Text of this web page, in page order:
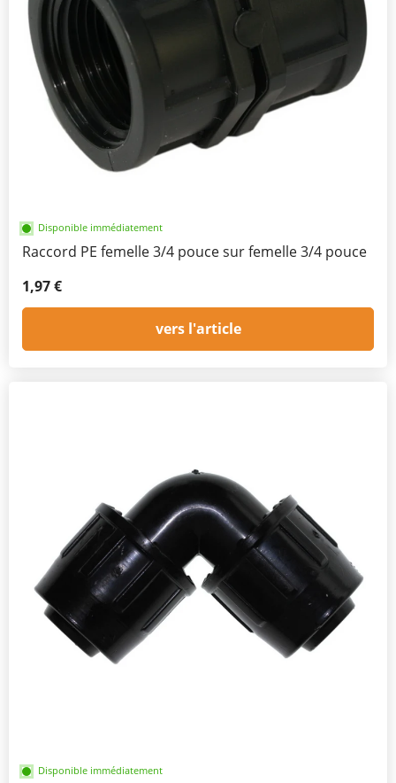
Disponible immédiatement
Raccord PE femelle 3/4 pouce sur femelle 3/4 pouce
1,97 €
vers l'article
Disponible immédiatement